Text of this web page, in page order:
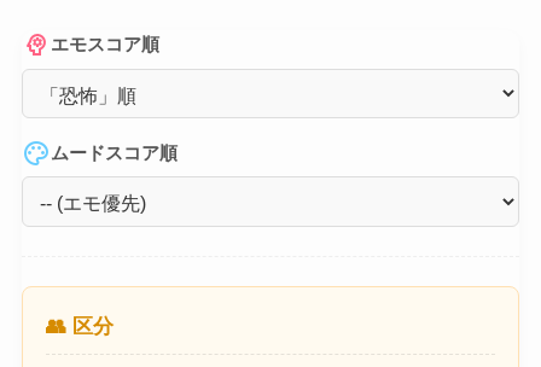
psychology エモスコア順
paletteムードスコア順
👥 区分